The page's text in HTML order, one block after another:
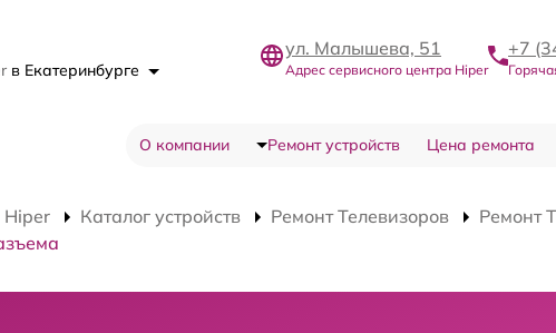
в Екатеринбурге
ул. Малышева, 51
Адрес сервисного центра Hiper
+7
О компании Ремонт устройств Цена ремонта
Hiper Каталог устройств Ремонт Телевизоров
Ремонт